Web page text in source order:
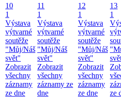
10
1
Výstava
výtvarné
soutěže
"Můj/Náš
svět"
Zobrazit
všechny
záznamy
ze dne
11
1
Výstava
výtvarné
soutěže
"Můj/Náš
svět"
Zobrazit
všechny
záznamy ze
dne
12
1
Výstava
výtvarné
soutěže
"Můj/Náš
svět"
Zobrazit
všechny
záznamy
ze dne
13
1
ze